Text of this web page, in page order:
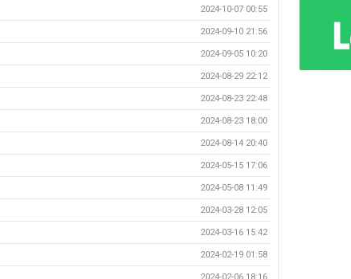
2024-10-07 00:55
2024-09-10 21:56
2024-09-05 10:20
2024-08-29 22:12
2024-08-23 22:48
2024-08-23 18:00
2024-08-14 20:40
2024-05-15 17:06
2024-05-08 11:49
2024-03-28 12:05
2024-03-16 15:42
2024-02-19 01:58